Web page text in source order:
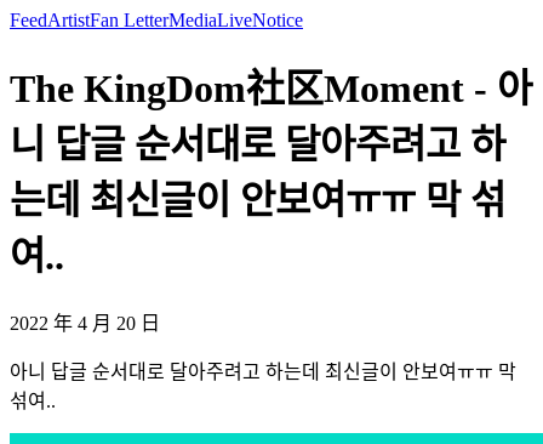
FeedArtistFan LetterMediaLiveNotice
The KingDom社区Moment - 아
니 답글 순서대로 달아주려고 하
는데 최신글이 안보여ㅠㅠ 막 섞
여..
2022 年 4 月 20 日
아니 답글 순서대로 달아주려고 하는데 최신글이 안보여ㅠㅠ 막
섞여..